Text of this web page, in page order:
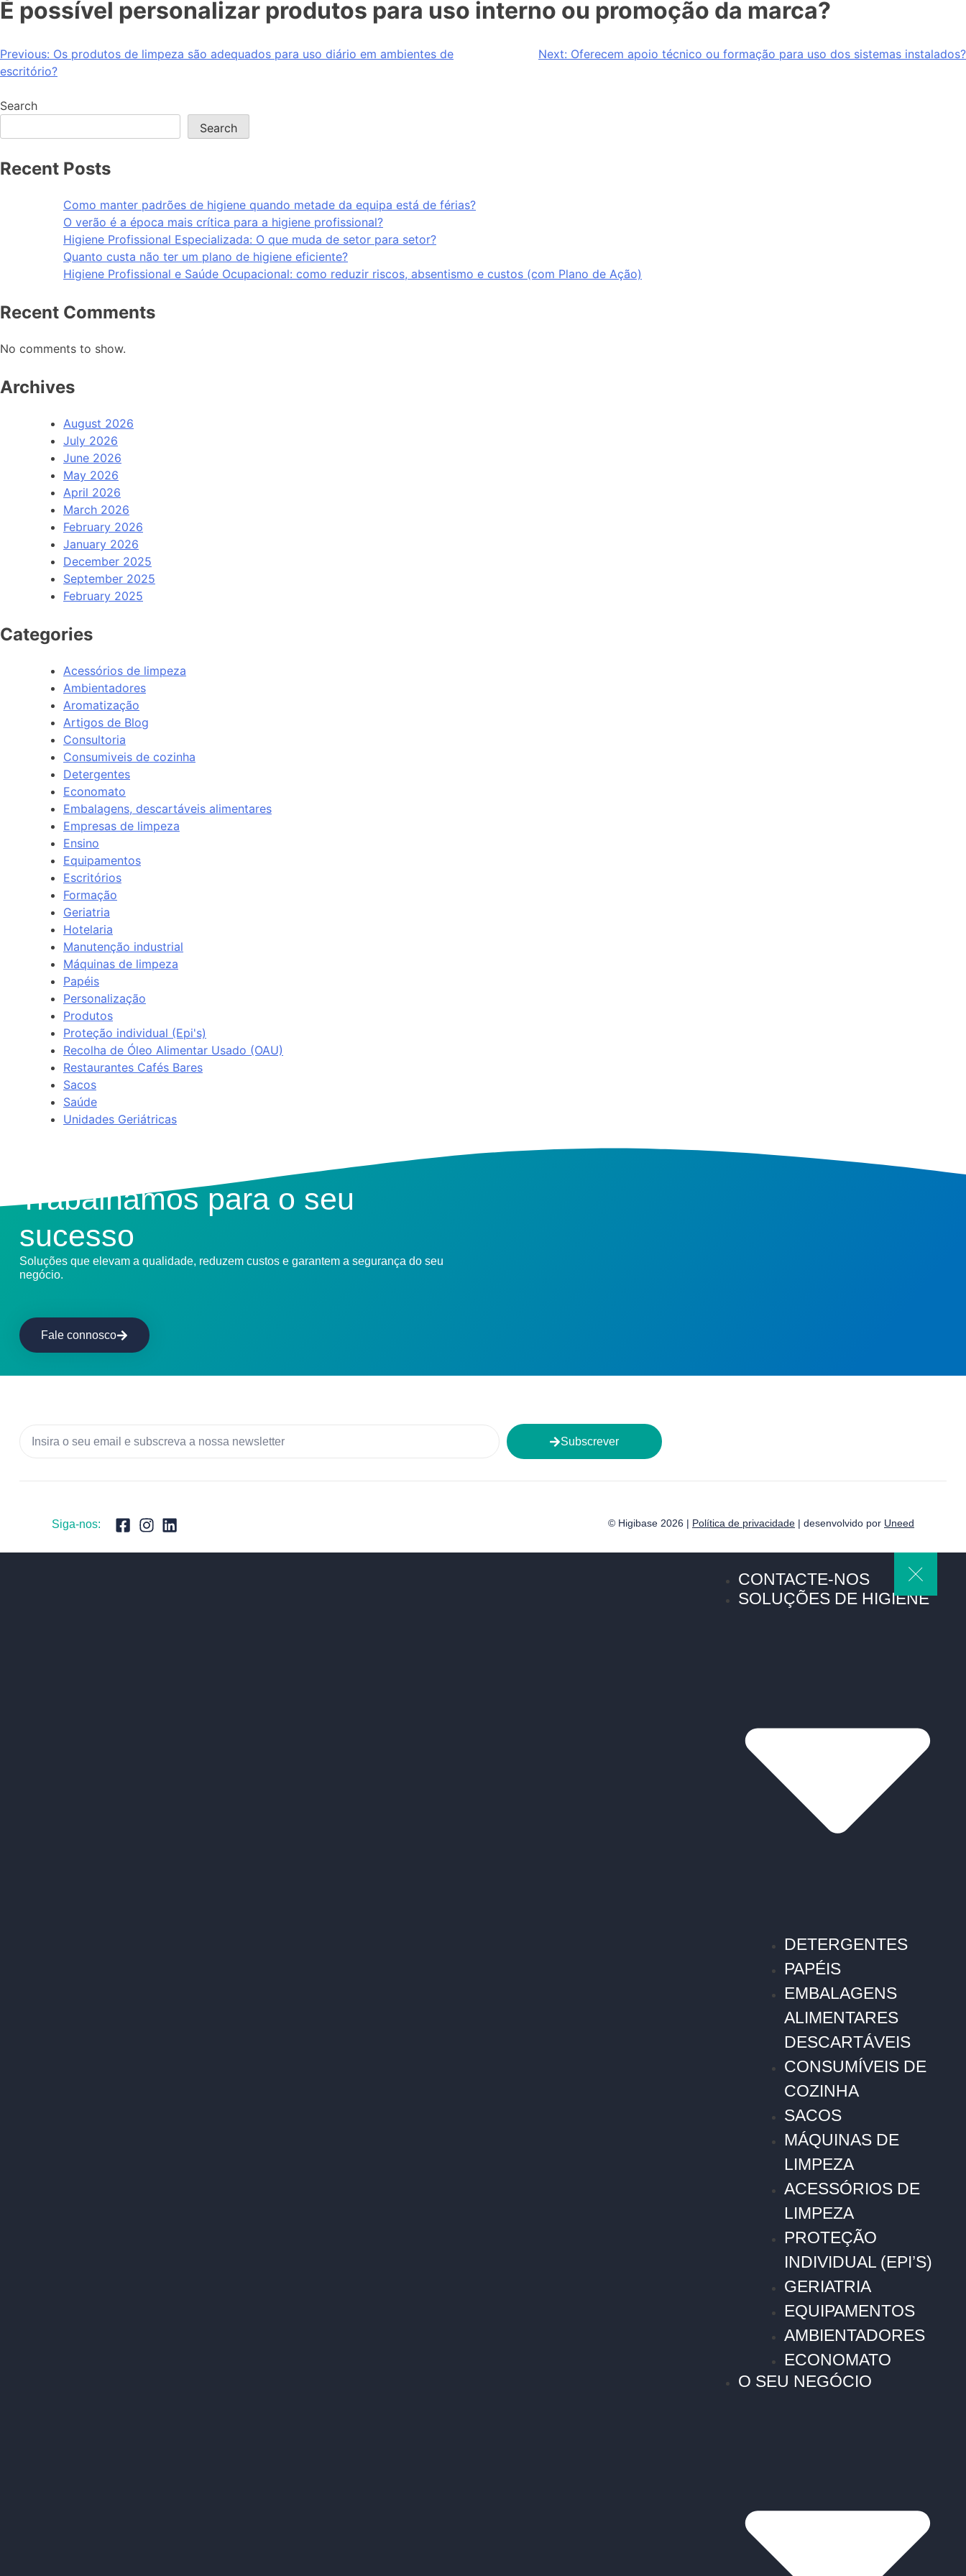
É possível personalizar produtos para uso interno ou promoção da marca?
Previous: Os produtos de limpeza são adequados para uso diário em ambientes de
escritório?
Next: Oferecem apoio técnico ou formação para uso dos sistemas instalados?
Search
Search
Recent Posts
Como manter padrões de higiene quando metade da equipa está de férias?
O verão é a época mais crítica para a higiene profissional?
Higiene Profissional Especializada: O que muda de setor para setor?
Quanto custa não ter um plano de higiene eficiente?
Higiene Profissional e Saúde Ocupacional: como reduzir riscos, absentismo e custos (com Plano de Ação)
Recent Comments
No comments to show.
Archives
August 2026
July 2026
June 2026
May 2026
April 2026
March 2026
February 2026
January 2026
December 2025
September 2025
February 2025
Categories
Acessórios de limpeza
Ambientadores
Aromatização
Artigos de Blog
Consultoria
Consumiveis de cozinha
Detergentes
Economato
Embalagens, descartáveis alimentares
Empresas de limpeza
Ensino
Equipamentos
Escritórios
Formação
Geriatria
Hotelaria
Manutenção industrial
Máquinas de limpeza
Papéis
Personalização
Produtos
Proteção individual (Epi's)
Recolha de Óleo Alimentar Usado (OAU)
Restaurantes Cafés Bares
Sacos
Saúde
Unidades Geriátricas
Trabalhamos para o seu
sucesso
Soluções que elevam a qualidade, reduzem custos e garantem a segurança do seu
negócio.
Fale connosco
Subscrever
Siga-nos: © Higibase 2026 | Política de privacidade | desenvolvido por Uneed
CONTACTE-NOS
SOLUÇÕES DE HIGIENE
DETERGENTES
PAPÉIS
EMBALAGENS
ALIMENTARES
DESCARTÁVEIS
CONSUMÍVEIS DE
COZINHA
SACOS
MÁQUINAS DE
LIMPEZA
ACESSÓRIOS DE
LIMPEZA
PROTEÇÃO
INDIVIDUAL (EPI’S)
GERIATRIA
EQUIPAMENTOS
AMBIENTADORES
ECONOMATO
O SEU NEGÓCIO